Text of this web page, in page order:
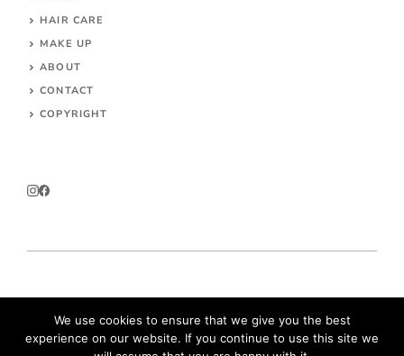
HAIR CARE
MAKE UP
ABOUT
CONTACT
COPYRIGHT
© 2026 Parokeets.com
We use cookies to ensure that we give you the best
experience on our website. If you continue to use this site we